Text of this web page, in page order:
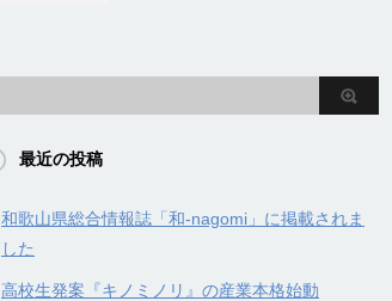
最近の投稿
和歌山県総合情報誌「和-nagomi」に掲載されま
した
高校生発案『キノミノリ』の産業本格始動